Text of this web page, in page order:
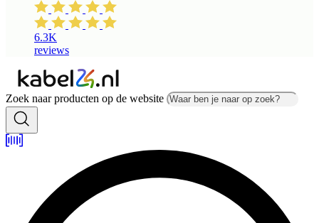
6.3K
reviews
Zoek naar producten op de website